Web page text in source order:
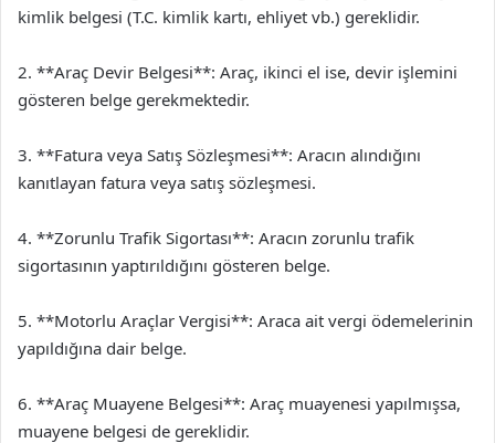
kimlik belgesi (T.C. kimlik kartı, ehliyet vb.) gereklidir.
2. **Araç Devir Belgesi**: Araç, ikinci el ise, devir işlemini
gösteren belge gerekmektedir.
3. **Fatura veya Satış Sözleşmesi**: Aracın alındığını
kanıtlayan fatura veya satış sözleşmesi.
4. **Zorunlu Trafik Sigortası**: Aracın zorunlu trafik
sigortasının yaptırıldığını gösteren belge.
5. **Motorlu Araçlar Vergisi**: Araca ait vergi ödemelerinin
yapıldığına dair belge.
6. **Araç Muayene Belgesi**: Araç muayenesi yapılmışsa,
muayene belgesi de gereklidir.